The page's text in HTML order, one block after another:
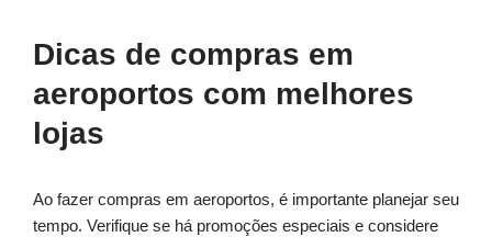
Dicas de compras em
aeroportos com melhores
lojas
Ao fazer compras em aeroportos, é importante planejar seu
tempo. Verifique se há promoções especiais e considere